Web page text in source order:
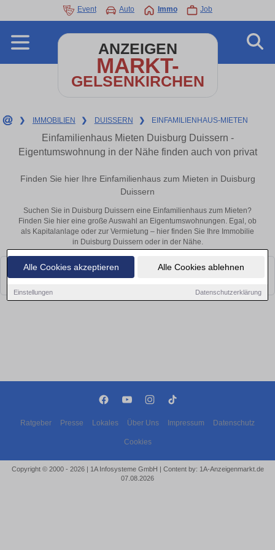
Alle Cookies akzeptieren Alle Cookies ablehnen
Einstellungen Datenschutzerklärung
Event Auto Immo Job
ANZEIGEN
MARKT-
GELSENKIRCHEN
❯ IMMOBILIEN ❯ DUISSERN ❯ EINFAMILIENHAUS-MIETEN
Einfamilienhaus Mieten Duisburg Duissern -
Eigentumswohnung in der Nähe finden auch von privat
Finden Sie hier Ihre Einfamilienhaus zum Mieten in Duisburg
Duissern
Suchen Sie in Duisburg Duissern eine Einfamilienhaus zum Mieten?
Finden Sie hier eine große Auswahl an Eigentumswohnungen. Egal, ob
als Kapitalanlage oder zur Vermietung – hier finden Sie Ihre Immobilie
in Duisburg Duissern oder in der Nähe.
Leider konnten wir derzeit keine passenden Objekte finden. Schauen Sie
bald wieder vorbei!
Ratgeber Presse Lokales Über Uns Impressum Datenschutz
Cookies
Copyright © 2000 - 2026 | 1A Infosysteme GmbH | Content by: 1A-Anzeigenmarkt.de
07.08.2026